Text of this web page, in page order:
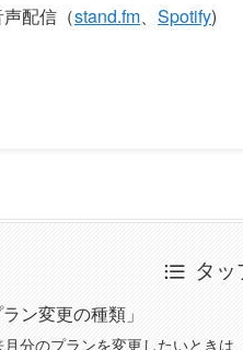
配信（stand.fm、 Spotify)
タ
ン変更の種類」
分のプランを変更したいときは